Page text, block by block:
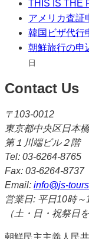
THIS IS THE
アメリカ査証
韓国ビザ代行
朝鮮旅行の
日
Contact Us
〒103-0012
東京都中央区日本
第１川端ビル２階
Tel: 03-6264-8765
Fax: 03-6264-8737
Email: info@js-
営業日: 平日10時
（土・日・祝祭日